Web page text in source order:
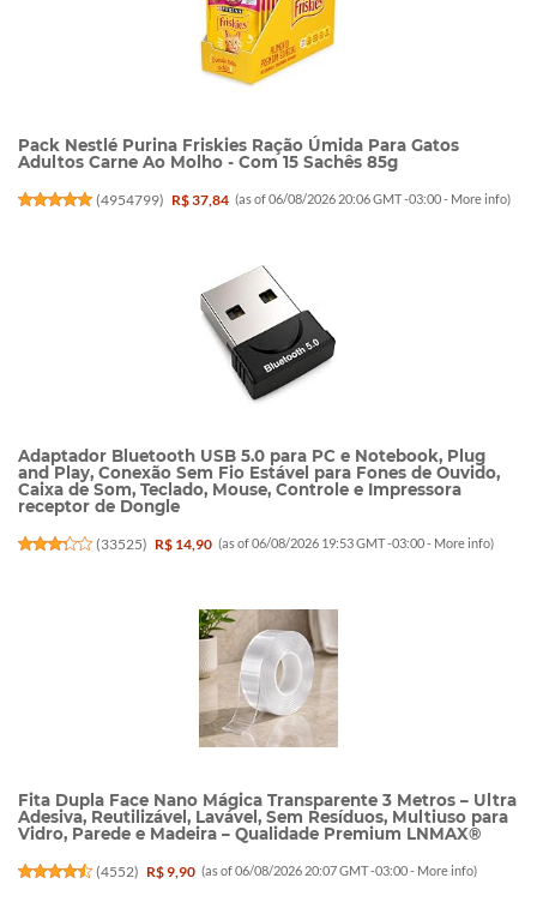
Pack Nestlé Purina Friskies Ração Úmida Para Gatos
Adultos Carne Ao Molho - Com 15 Sachês 85g
(4954799) R$ 37,84 (as of 06/08/2026 20:06 GMT -03:00 - More info)
Adaptador Bluetooth USB 5.0 para PC e Notebook, Plug
and Play, Conexão Sem Fio Estável para Fones de Ouvido,
Caixa de Som, Teclado, Mouse, Controle e Impressora
receptor de Dongle
(33525) R$ 14,90 (as of 06/08/2026 19:53 GMT -03:00 - More info)
Fita Dupla Face Nano Mágica Transparente 3 Metros – Ultra
Adesiva, Reutilizável, Lavável, Sem Resíduos, Multiuso para
Vidro, Parede e Madeira – Qualidade Premium LNMAX®
(4552) R$ 9,90 (as of 06/08/2026 20:07 GMT -03:00 - More info)